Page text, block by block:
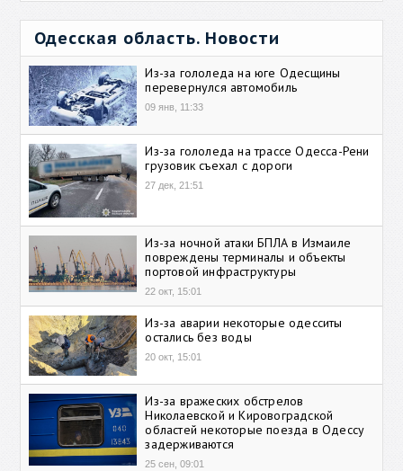
Одесская область. Новости
Из-за гололеда на юге Одесщины
перевернулся автомобиль
09 янв, 11:33
Из-за гололеда на трассе Одесса-Рени
грузовик съехал с дороги
27 дек, 21:51
Из-за ночной атаки БПЛА в Измаиле
повреждены терминалы и объекты
портовой инфраструктуры
22 окт, 15:01
Из-за аварии некоторые одесситы
остались без воды
20 окт, 15:01
Из-за вражеских обстрелов
Николаевской и Кировоградской
областей некоторые поезда в Одессу
задерживаются
25 сен, 09:01